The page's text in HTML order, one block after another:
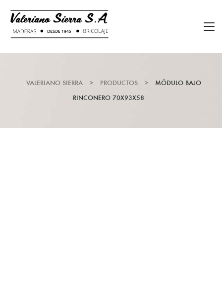
VALERIANO SIERRA > PRODUCTOS >
MÓDULO BAJO
RINCONERO 70X93X58